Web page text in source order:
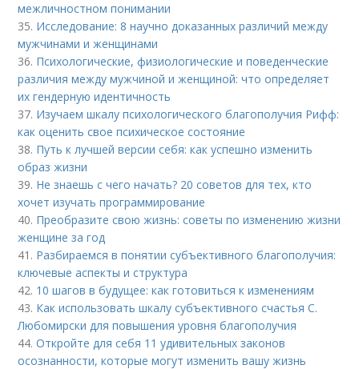
межличностном понимании
35. Исследование: 8 научно доказанных различий между
мужчинами и женщинами
36. Психологические, физиологические и поведенческие
различия между мужчиной и женщиной: что определяет
их гендерную идентичность
37. Изучаем шкалу психологического благополучия Рифф:
как оценить свое психическое состояние
38. Путь к лучшей версии себя: как успешно изменить
образ жизни
39. Не знаешь с чего начать? 20 советов для тех, кто
хочет изучать программирование
40. Преобразите свою жизнь: советы по изменению жизни
женщине за год
41. Разбираемся в понятии субъективного благополучия:
ключевые аспекты и структура
42. 10 шагов в будущее: как готовиться к изменениям
43. Как использовать шкалу субъективного счастья С.
Любомирски для повышения уровня благополучия
44.Откройте для себя 11 удивительных законов
осознанности, которые могут изменить вашу жизнь